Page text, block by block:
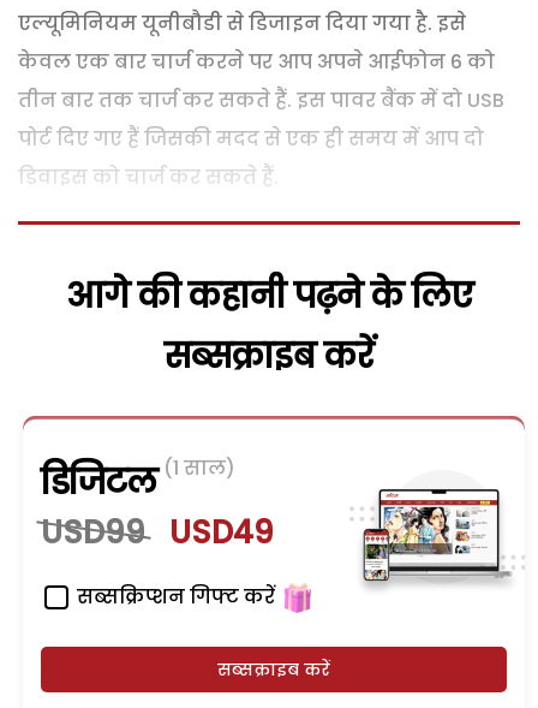
एल्यूमिनियम यूनीबौडी से डिजाइन दिया गया है. इसे
केवल एक बार चार्ज करने पर आप अपने आईफोन 6 को
तीन बार तक चार्ज कर सकते हैं. इस पावर बैंक में दो USB
पोर्ट दिए गए हैं जिसकी मदद से एक ही समय में आप दो
डिवाइस को चार्ज कर सकते हैं.
आगे की कहानी पढ़ने के लिए
सब्सक्राइब करें
डिजिटल (1 साल)
USD99 USD49
सब्सक्रिप्शन गिफ्ट करें
सब्सक्राइब करें